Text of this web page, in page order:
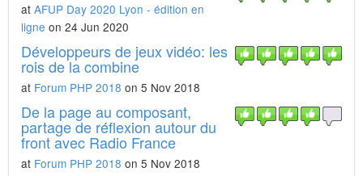
at AFUP Day 2020 Lyon - édition en
ligne on 24 Jun 2020
Développeurs de jeux vidéo: les
rois de la combine
at Forum PHP 2018 on 5 Nov 2018
De la page au composant,
partage de réflexion autour du
front avec Radio France
at Forum PHP 2018 on 5 Nov 2018